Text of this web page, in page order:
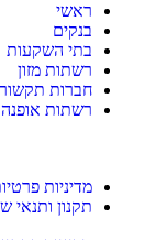
ראשי
בנקים
בתי השקעות
רשתות מזון
חברות
רשתות אופנה
מדיניות
תקנון ותנאי